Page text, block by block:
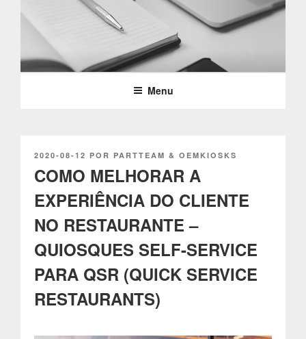
conteúdoPARTTEAM & OEMKIOSKS
BLOG
Menu
PUBLICADO
2020-08-12 POR PARTTEAM & OEMKIOSKS
COMO MELHORAR A
EXPERIÊNCIA DO CLIENTE
NO RESTAURANTE –
QUIOSQUES SELF-SERVICE
PARA QSR (QUICK SERVICE
RESTAURANTS)